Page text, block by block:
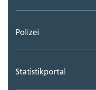
Polizei
Statistikportal